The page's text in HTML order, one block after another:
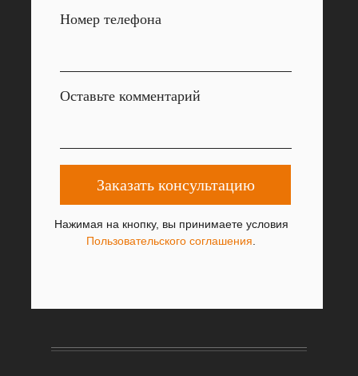
Номер телефона
Оставьте комментарий
Заказать консультацию
Нажимая на кнопку, вы принимаете условия
Пользовательского соглашения.